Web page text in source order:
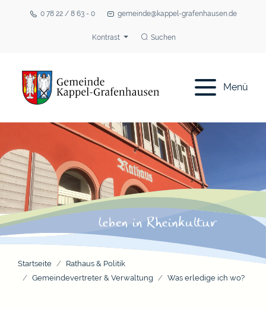
0 78 22 / 8 63 - 0 gemeinde@kappel-grafenhausen.de
Kontrast Suchen
Menü
Startseite
Rathaus & Politik
Gemeindevertreter & Verwaltung
Was erledige ich wo?